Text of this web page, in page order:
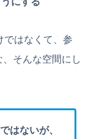
ではなくて、参
、そんな空間にし
はないが、